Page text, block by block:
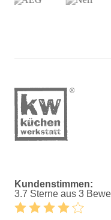
Kundenstimmen:
3.7 Sterne aus 3